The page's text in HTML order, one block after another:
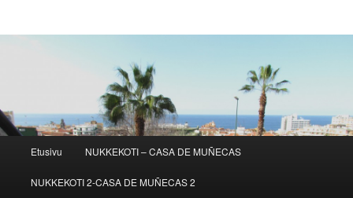
Etusivu NUKKEKOTI – CASA DE MUÑECAS
NUKKEKOTI 2-CASA DE MUÑECAS 2